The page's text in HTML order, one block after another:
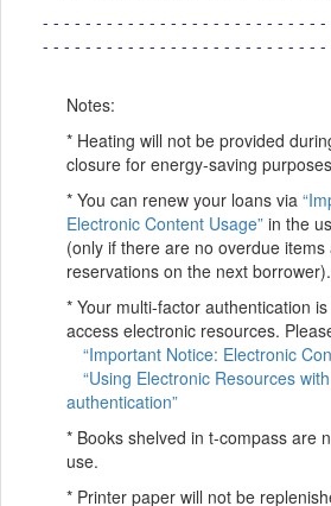
- - - - - - - - - - - - - - - - - - - - - - - - - -
- - - - - - - - - - - - - - - - - - - - - - - - - -
Notes:
* Heating will not be provided
closure for energy-saving
* You can renew your loans via
Electronic Content Usage” in the
(only if there are no overdue items
reservations on the next borrower).
* Your multi-factor authentication
access electronic resources.
“Important Notice: Electronic
“Using Electronic Resources
authentication”
* Books shelved in t-compass are
use.
* Printer paper will not be